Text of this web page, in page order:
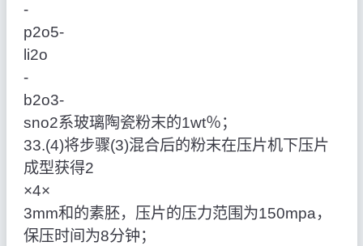
‑
p2o5‑
li2o
‑
b2o3‑
sno2系玻璃陶瓷粉末的1wt％；
33.(4)将步骤(3)混合后的粉末在压片机下压片
成型获得2
×4×
3mm和的素胚，压片的压力范围为150mpa，
保压时间为8分钟；